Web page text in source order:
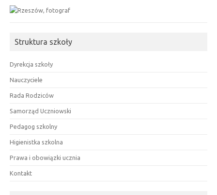
Struktura szkoły
Dyrekcja szkoły
Nauczyciele
Rada Rodziców
Samorząd Uczniowski
Pedagog szkolny
Higienistka szkolna
Prawa i obowiązki ucznia
Kontakt